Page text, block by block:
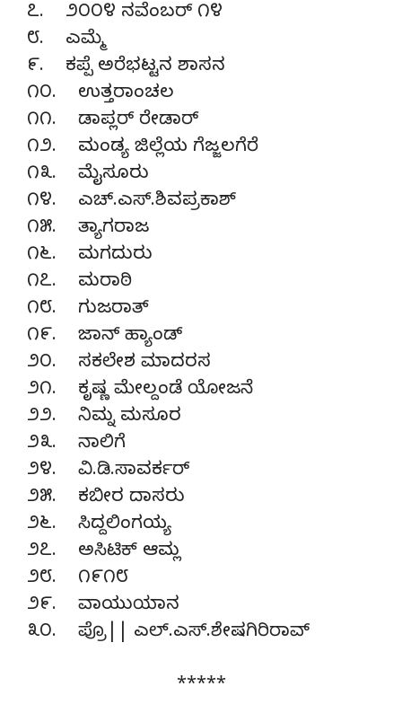
೭. ೨೦೦೪ ನವೆಂಬರ್ ೧೪
೮. ಎಮ್ಮೆ
೯. ಕಪ್ಪೆ ಅರೆಭಟ್ಟನ ಶಾಸನ
೧೦. ಉತ್ತರಾಂಚಲ
೧೧. ಡಾಪ್ಲರ್ ರೇಡಾರ್
೧೨. ಮಂಡ್ಯ ಜಿಲ್ಲೆಯ ಗೆಜ್ಜಲಗೆರೆ
೧೩. ಮೈಸೂರು
೧೪. ಎಚ್.ಎಸ್.ಶಿವಪ್ರಕಾಶ್
೧೫. ತ್ಯಾಗರಾಜ
೧೬. ಮಗದುರು
೧೭. ಮರಾಠಿ
೧೮. ಗುಜರಾತ್
೧೯. ಜಾನ್ ಹ್ಯಾಂಡ್
೨೦. ಸಕಲೇಶ ಮಾದರಸ
೨೧. ಕೃಷ್ಣ ಮೇಲ್ದಂಡೆ ಯೋಜನೆ
೨೨. ನಿಮ್ನ ಮಸೂರ
೨೩. ನಾಲಿಗೆ
೨೪. ವಿ.ಡಿ.ಸಾವರ್ಕರ್
೨೫. ಕಬೀರ ದಾಸರು
೨೬. ಸಿದ್ದಲಿಂಗಯ್ಯ
೨೭. ಅಸಿಟಿಕ್ ಆಮ್ಲ
೨೮. ೧೯೧೮
೨೯. ವಾಯುಯಾನ
೩೦. ಪ್ರೊ|| ಎಲ್.ಎಸ್.ಶೇಷಗಿರಿರಾವ್
*****